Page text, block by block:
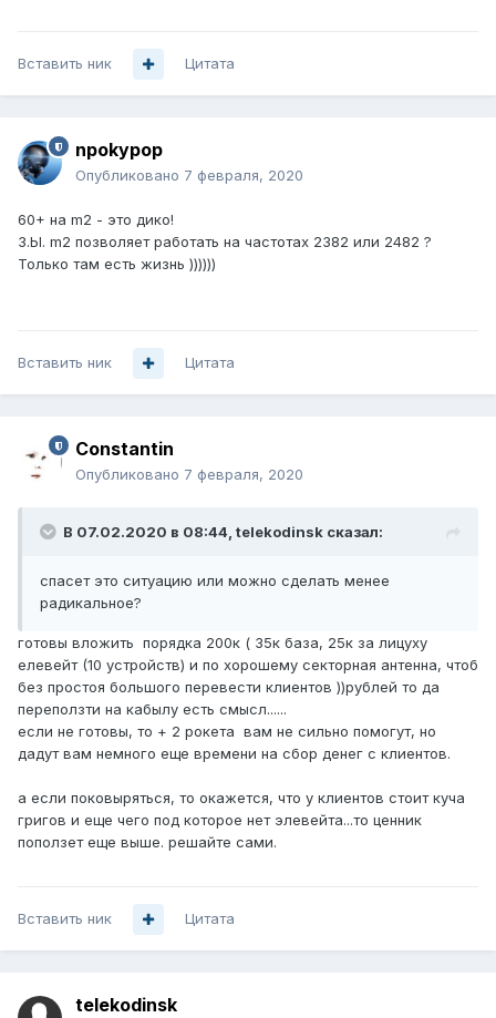
Вставить ник Цитата
npokypop
Опубликовано 7 февраля, 2020
60+ на m2 - это дико!
З.Ы. m2 позволяет работать на частотах 2382 или 2482 ?
Только там есть жизнь ))))))
Вставить ник Цитата
Constantin
Опубликовано 7 февраля, 2020
В 07.02.2020 в 08:44, telekodinsk сказал:
спасет это ситуацию или можно сделать менее
радикальное?
готовы вложить порядка 200к ( 35к база, 25к за лицуху
елевейт (10 устройств) и по хорошему секторная антенна, чтоб
без простоя большого перевести клиентов ))рублей то да
переползти на кабылу есть смысл......
если не готовы, то + 2 рокета вам не сильно помогут, но
дадут вам немного еще времени на сбор денег с клиентов.
а если поковыряться, то окажется, что у клиентов стоит куча
григов и еще чего под которое нет элевейта...то ценник
поползет еще выше. решайте сами.
Вставить ник Цитата
telekodinsk